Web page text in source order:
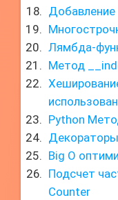
Лямбда-
Метод
Python
Big O
Подсчет
Counter